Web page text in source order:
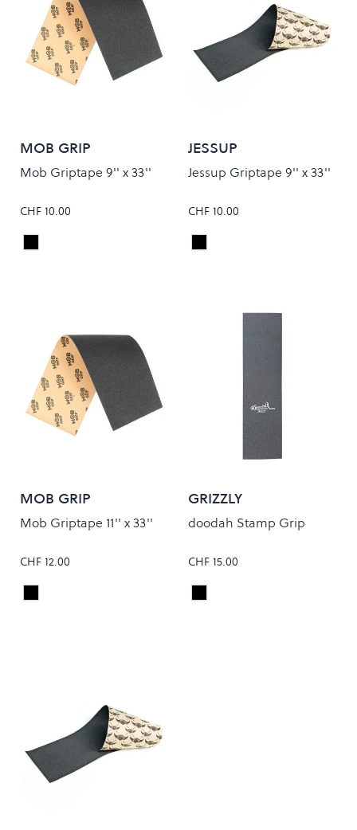
MOB GRIP
Mob Griptape 9'' x 33''
CHF 10.00
Colour
Black
JESSUP
Jessup Griptape 9'' x 33''
CHF 10.00
Colour
Black
MOB GRIP
Mob Griptape 11'' x 33''
CHF 12.00
Colour
Black
GRIZZLY
doodah Stamp Grip
CHF 15.00
Colour
Black